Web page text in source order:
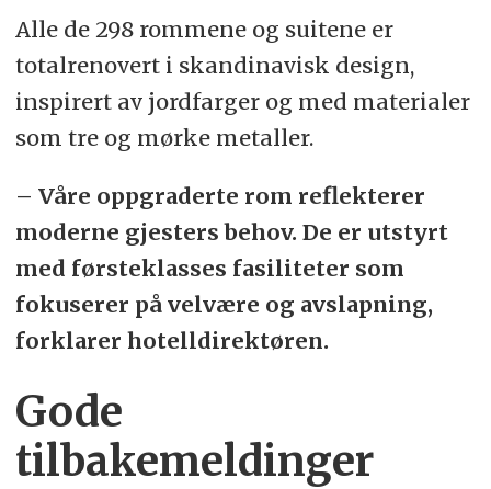
Alle de 298 rommene og suitene er
totalrenovert i skandinavisk design,
inspirert av jordfarger og med materialer
som tre og mørke metaller.
– Våre oppgraderte rom reflekterer
moderne gjesters behov. De er utstyrt
med førsteklasses fasiliteter som
fokuserer på velvære og avslapning,
forklarer hotelldirektøren.
Gode
tilbakemeldinger